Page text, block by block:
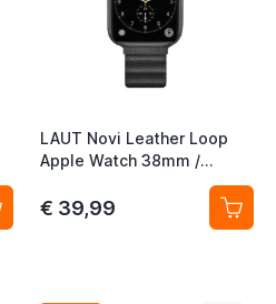
LAUT Novi Leather Loop
Apple Watch 38mm /
40mm / 41mm / 42mm
midnight
€ 39,99